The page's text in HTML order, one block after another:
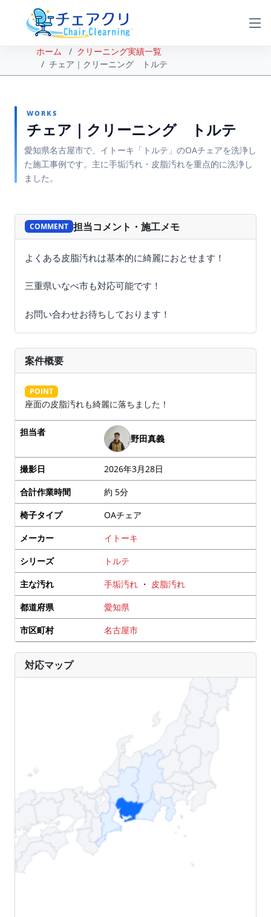
ホーム
クリーニング実績一覧
チェア｜クリーニング トルテ
WORKS
チェア｜クリーニング トルテ
愛知県名古屋市で、イトーキ「トルテ」のOAチェアを洗浄し
た施工事例です。主に手垢汚れ・皮脂汚れを重点的に洗浄し
ました。
BEFORE
COMMENT 担当コメント・施工メモ
よくある皮脂汚れは基本的に綺麗におとせます！
三重県いなべ市も対応可能です！
お問い合わせお待ちしております！
案件概要
POINT
座面の皮脂汚れも綺麗に落ちました！
担当者
野田真義
撮影日
2026年3月28日
合計作業時間
約 5分
椅子タイプ
OAチェア
メーカー
イトーキ
シリーズ
トルテ
主な汚れ
手垢汚れ ・ 皮脂汚れ
都道府県
愛知県
市区町村
名古屋市
対応マップ